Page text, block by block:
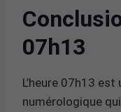
07h13
L’heure 07h13
numérologique